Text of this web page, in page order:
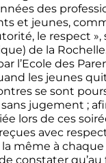
des
et jeunes,
le respect
de la
l’Ecole des
les jeunes
se sont
jugement ;
lors de ces
avec
même à
constater